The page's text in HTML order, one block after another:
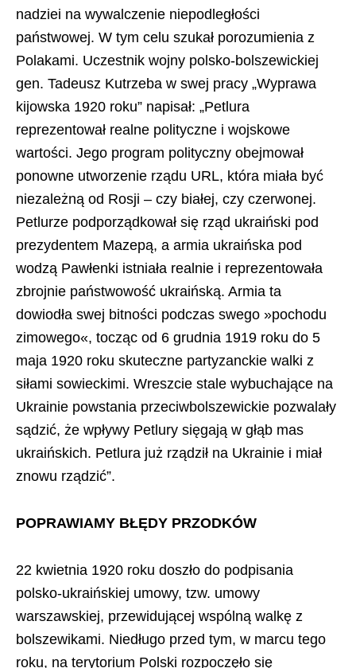
nadziei na wywalczenie niepodległości
państwowej. W tym celu szukał porozumienia z
Polakami. Uczestnik wojny polsko-bolszewickiej
gen. Tadeusz Kutrzeba w swej pracy „Wyprawa
kijowska 1920 roku” napisał: „Petlura
reprezentował realne polityczne i wojskowe
wartości. Jego program polityczny obejmował
ponowne utworzenie rządu URL, która miała być
niezależną od Rosji – czy białej, czy czerwonej.
Petlurze podporządkował się rząd ukraiński pod
prezydentem Mazepą, a armia ukraińska pod
wodzą Pawłenki istniała realnie i reprezentowała
zbrojnie państwowość ukraińską. Armia ta
dowiodła swej bitności podczas swego »pochodu
zimowego«, tocząc od 6 grudnia 1919 roku do 5
maja 1920 roku skuteczne partyzanckie walki z
siłami sowieckimi. Wreszcie stale wybuchające na
Ukrainie powstania przeciwbolszewickie pozwalały
sądzić, że wpływy Petlury sięgają w głąb mas
ukraińskich. Petlura już rządził na Ukrainie i miał
znowu rządzić”.
POPRAWIAMY BŁĘDY PRZODKÓW
22 kwietnia 1920 roku doszło do podpisania
polsko-ukraińskiej umowy, tzw. umowy
warszawskiej, przewidującej wspólną walkę z
bolszewikami. Niedługo przed tym, w marcu tego
roku, na terytorium Polski rozpoczęło się